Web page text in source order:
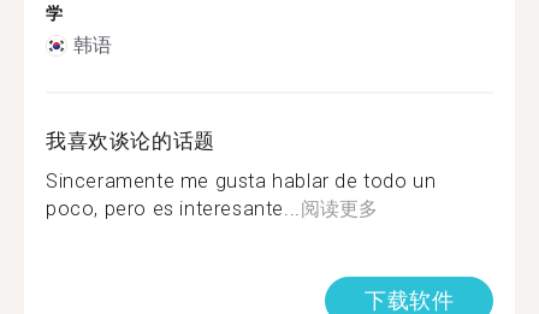
学
韩语
我喜欢谈论的话题
Sinceramente me gusta hablar de todo un
poco, pero es interesante...阅读更多
下载软件